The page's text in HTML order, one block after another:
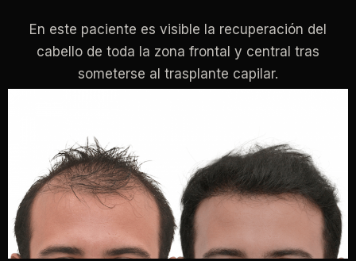
En este paciente es visible la recuperación del
cabello de toda la zona frontal y central tras
someterse al trasplante capilar.